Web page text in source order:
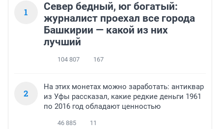
1
Север бедный, юг богатый:
журналист проехал все города
Башкирии — какой из них
лучший
104 807 167
2
На этих монетах можно заработать: антиквар
из Уфы рассказал, какие редкие деньги 1961
по 2016 год обладают ценностью
46 885 11